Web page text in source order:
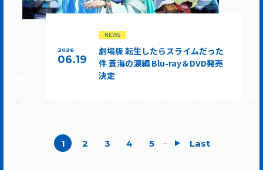
2026
06.19
NEWS
劇場版 転生したらスライムだった
件 蒼海の涙編 Blu-ray＆DVD発売
決定
1 2 3 4 5 ... Last